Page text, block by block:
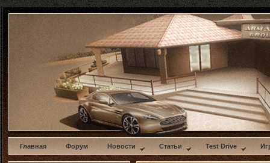
w
Главная Форум Новости Статьи Test Drive